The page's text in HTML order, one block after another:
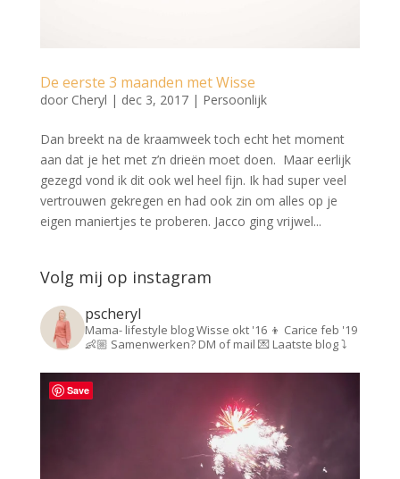
De eerste 3 maanden met Wisse
door Cheryl | dec 3, 2017| Persoonlijk
Dan breekt na de kraamweek toch echt het moment
aan dat je het met z’n drieën moet doen. Maar eerlijk
gezegd vond ik dit ook wel heel fijn. Ik had super veel
vertrouwen gekregen en had ook zin om alles op je
eigen maniertjes te proberen. Jacco ging vrijwel...
Volg mij op instagram
pscheryl
Mama- lifestyle blogWisse okt '16 👦 Carice feb '19
👶🏼 Samenwerken? DM of mail 💌Laatste blog ⤵️
Save